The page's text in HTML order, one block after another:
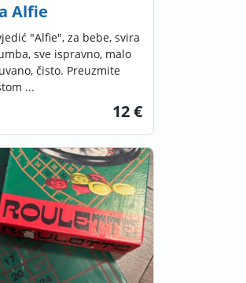
Alfie
"Alfie", za bebe, svira
sve ispravno, malo
čisto. Preuzmite
...
12 €